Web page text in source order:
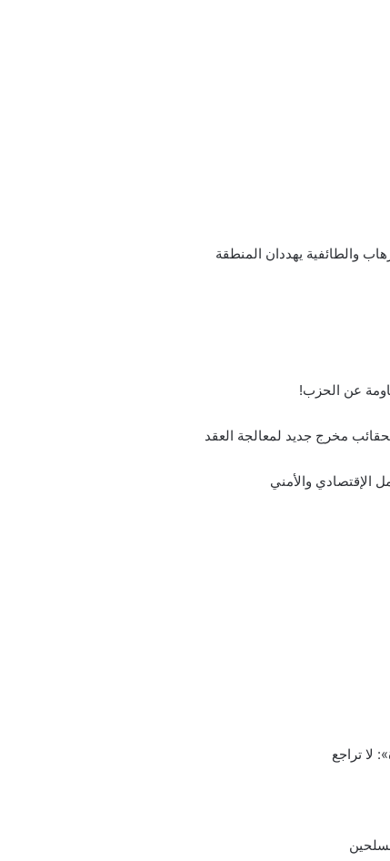
عن الحزب!
مخرج جديد لمعالجة العقد
الإقتصادي والأمني
لا تراجع